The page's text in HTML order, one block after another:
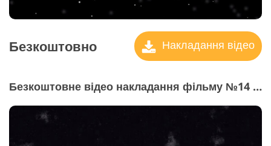
Безкоштовно Накладання відео
Безкоштовне відео накладання фільму №14 "Dust Bunnies"